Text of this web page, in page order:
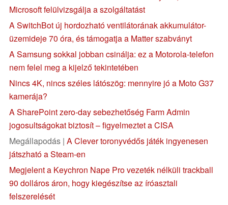
Microsoft felülvizsgálja a szolgáltatást
A SwitchBot új hordozható ventilátorának akkumulátor-
üzemideje 70 óra, és támogatja a Matter szabványt
A Samsung sokkal jobban csinálja: ez a Motorola-telefon
nem felel meg a kijelző tekintetében
Nincs 4K, nincs széles látószög: mennyire jó a Moto G37
kamerája?
A SharePoint zero-day sebezhetőség Farm Admin
jogosultságokat biztosít – figyelmeztet a CISA
Megállapodás | A Clever toronyvédős játék ingyenesen
játszható a Steam-en
Megjelent a Keychron Nape Pro vezeték nélküli trackball
90 dolláros áron, hogy kiegészítse az íróasztali
felszerelését